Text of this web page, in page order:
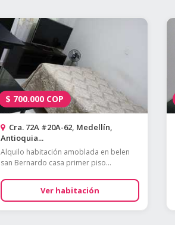
$ 700.000 COP
Cra. 72A #20A-62, Medellín,
Antioquia...
Alquilo habitación amoblada en belen
san Bernardo casa primer piso...
Ver habitación